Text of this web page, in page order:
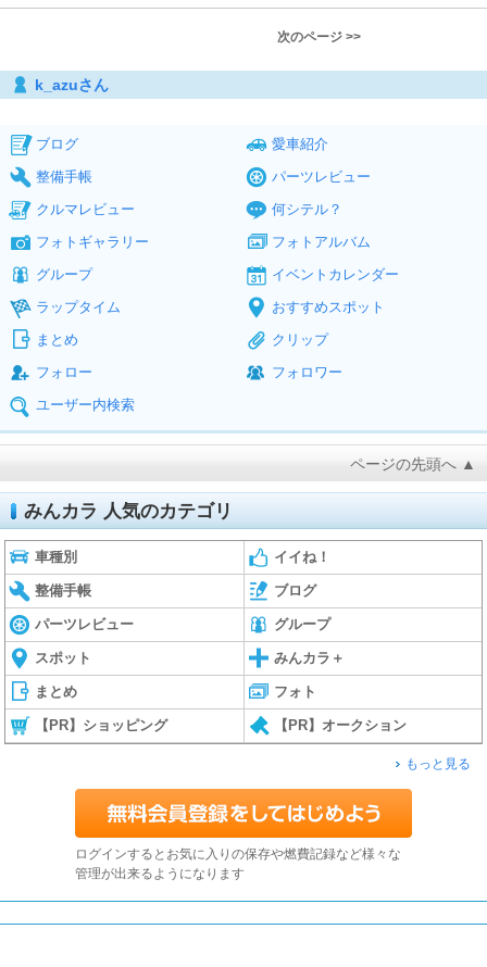
次のページ >>
k_azuさん
ブログ
愛車紹介
整備手帳
パーツレビュー
クルマレビュー
何シテル？
フォトギャラリー
フォトアルバム
グループ
イベントカレンダー
ラップタイム
おすすめスポット
まとめ
クリップ
フォロー
フォロワー
ユーザー内検索
ページの先頭へ ▲
みんカラ 人気のカテゴリ
車種別 イイね！
整備手帳 ブログ
パーツレビュー グループ
スポット みんカラ＋
まとめ フォト
【PR】ショッピング 【PR】オークション
もっと見る
ログインするとお気に入りの保存や燃費記録など様々な
管理が出来るようになります